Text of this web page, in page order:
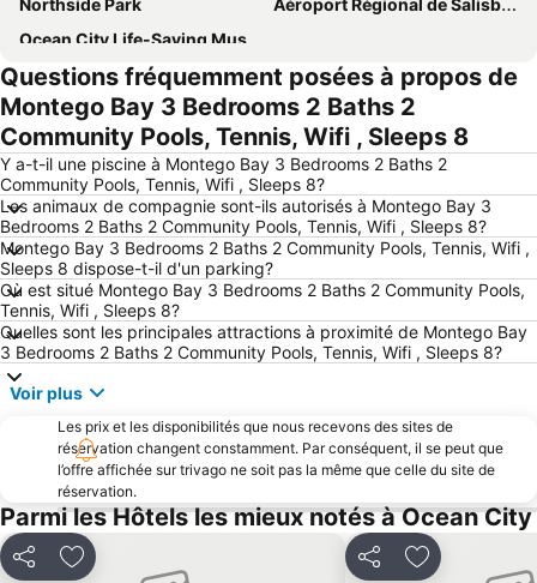
Northside Park
Aéroport Régional de Salisbury–Ocean City–Wicomico
Ocean City Life-Saving Museum
Questions fréquemment posées à propos de
Montego Bay 3 Bedrooms 2 Baths 2
Community Pools, Tennis, Wifi , Sleeps 8
Y a-t-il une piscine à Montego Bay 3 Bedrooms 2 Baths 2
Community Pools, Tennis, Wifi , Sleeps 8?
Les animaux de compagnie sont-ils autorisés à Montego Bay 3
Bedrooms 2 Baths 2 Community Pools, Tennis, Wifi , Sleeps 8?
Montego Bay 3 Bedrooms 2 Baths 2 Community Pools, Tennis, Wifi ,
Sleeps 8 dispose-t-il d'un parking?
Où est situé Montego Bay 3 Bedrooms 2 Baths 2 Community Pools,
Tennis, Wifi , Sleeps 8?
Quelles sont les principales attractions à proximité de Montego Bay
3 Bedrooms 2 Baths 2 Community Pools, Tennis, Wifi , Sleeps 8?
Voir plus
Les prix et les disponibilités que nous recevons des sites de
réservation changent constamment. Par conséquent, il se peut que
l’offre affichée sur trivago ne soit pas la même que celle du site de
réservation.
Parmi les Hôtels les mieux notés à Ocean City
PartagerAjouter à mes favoris PartagerAjouter à